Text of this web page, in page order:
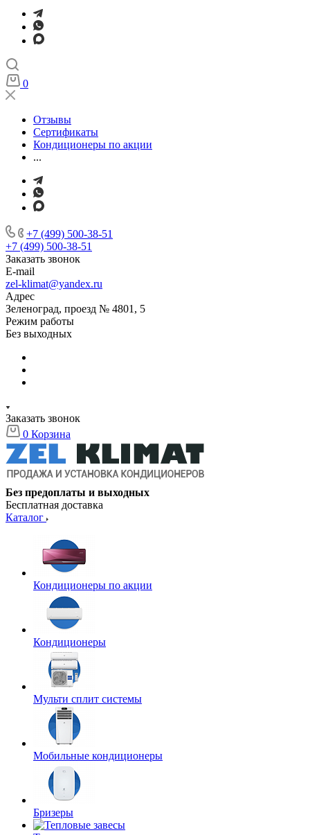
0
Отзывы
Сертификаты
Кондиционеры по акции
...
+7 (499) 500-38-51
+7 (499) 500-38-51
Заказать звонок
E-mail
zel-klimat@yandex.ru
Адрес
Зеленоград, проезд № 4801, 5
Режим работы
Без выходных
Заказать звонок
0 Корзина
Без предоплаты и выходных
Бесплатная доставка
Каталог
Кондиционеры по акции
Кондиционеры
Мульти сплит системы
Мобильные кондиционеры
Бризеры